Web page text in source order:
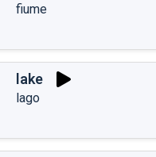
fiume
lake
lago